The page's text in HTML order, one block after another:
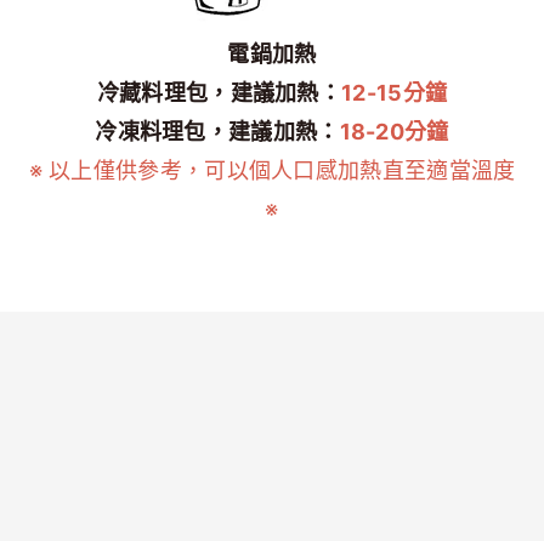
電鍋加熱
冷藏料理包，建議加熱： 12-15分鐘
冷凍料理包，建議加熱： 18-20分鐘
※ 以上僅供參考，可以個人口感加熱直至適當溫度
※